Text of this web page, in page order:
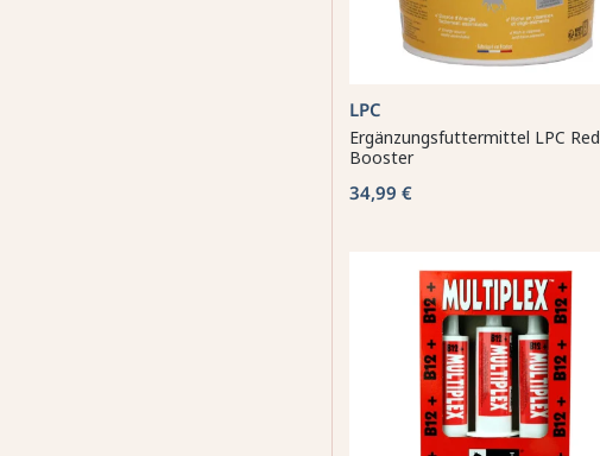
LPC
Ergänzungsfuttermittel LPC Red
Booster
34,99 €